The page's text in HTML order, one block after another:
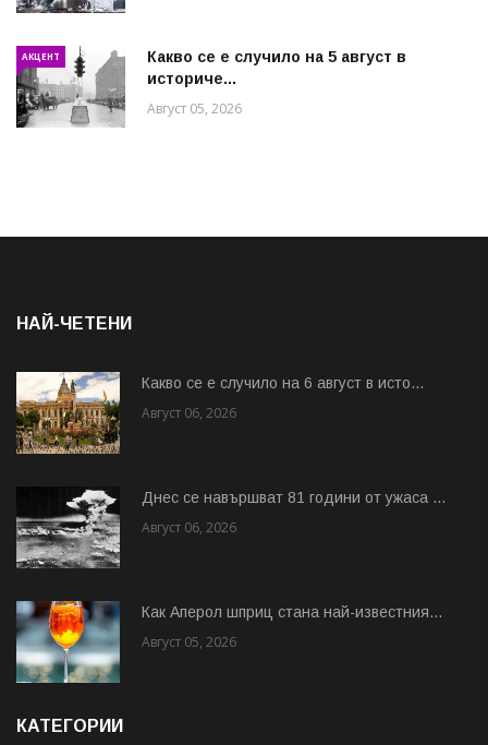
АКЦЕНТ
Какво се е случило на 5 август в
историче...
Август 05, 2026
НАЙ-ЧЕТЕНИ
Какво се е случило на 6 август в исто...
Август 06, 2026
Днес се навършват 81 години от ужаса ...
Август 06, 2026
Как Аперол шприц стана най-известния...
Август 05, 2026
КАТЕГОРИИ